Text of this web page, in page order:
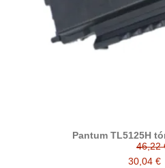
Pantum TL5125H
46,22
30,04 €